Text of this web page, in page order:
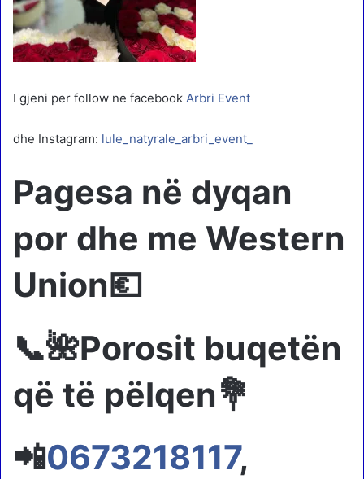
I gjeni per follow ne facebook Arbri Event
dhe Instagram: lule_natyrale_arbri_event_
Pagesa në dyqan
por dhe me Western
Union💶
📞🌺Porosit buqetën
që të pëlqen💐
📲0673218117,